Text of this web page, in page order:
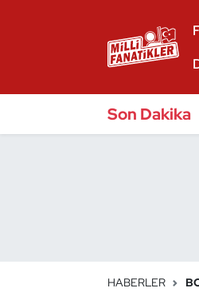
Son Dakika
HABERLER